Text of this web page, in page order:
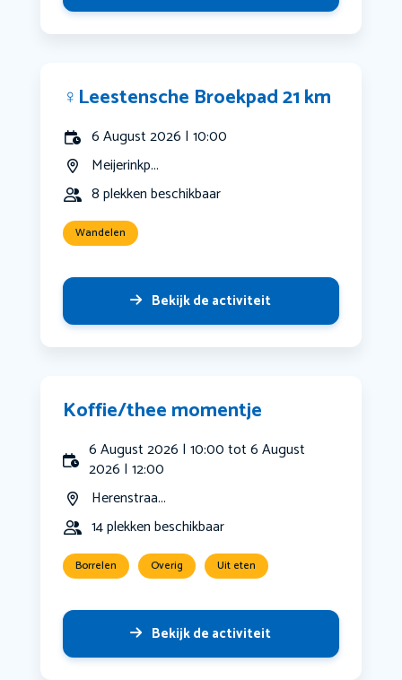
‍♀️Leestensche Broekpad 21 km
6 August 2026 | 10:00
Meijerinkp...
8 plekken beschikbaar
Wandelen
Bekijk de activiteit
Koffie/thee momentje
6 August 2026 | 10:00 tot 6 August
2026 | 12:00
Herenstraa...
14 plekken beschikbaar
Borrelen Overig Uit eten
Bekijk de activiteit